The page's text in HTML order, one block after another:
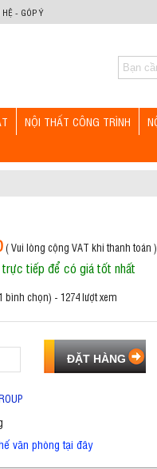
HỆ - GÓP Ý
NỘI THẤT CÔNG TRÌNH
( Vui lòng cộng VAT khi thanh toán )
trực tiếp để có giá tốt nhất
bình chọn) - 1274 lượt xem
văn phòng tại đây